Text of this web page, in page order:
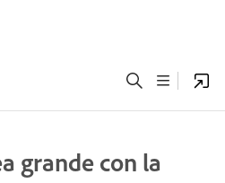
grande con la